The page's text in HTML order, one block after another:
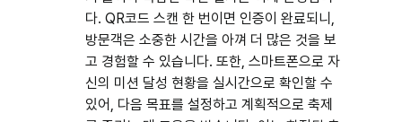
다. QR코드 스캔 한 번이면 인증이 완료되니,
방문객은 소중한 시간을 아껴 더 많은 것을 보
고 경험할 수 있습니다. 또한, 스마트폰으로 자
신의 미션 달성 현황을 실시간으로 확인할 수
있어, 다음 목표를 설정하고 계획적으로 축제